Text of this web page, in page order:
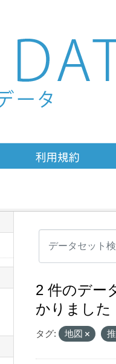
2 件のデー
かりました
タグ: 地図